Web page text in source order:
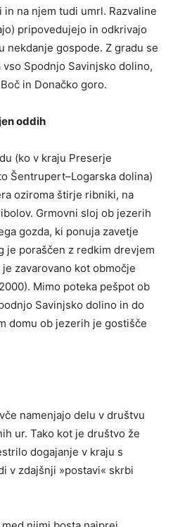
na njem tudi umrl. Razvaline
pripovedujejo in odkrivajo
nekdanje gospode. Z gradu se
Spodnjo Savinjsko dolino,
in Donačko goro.
oddih
(ko v kraju Preserje
Šentrupert–Logarska dolina)
oziroma štirje ribniki, na
Grmovni sloj ob jezerih
gozda, ki ponuja zavetje
je poraščen z redkim drevjem
zavarovano kot območje
Mimo poteka pešpot ob
Savinjsko dolino in do
domu ob jezerih je gostišče
namenjajo delu v društvu
ur. Tako kot je društvo že
dogajanje v kraju s
v zdajšnji »postavi« skrbi